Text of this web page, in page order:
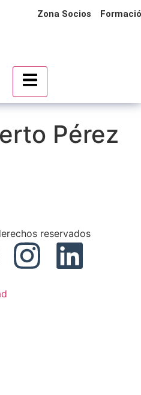
Zona Socios
Menú conmutador
Pérez
reservados